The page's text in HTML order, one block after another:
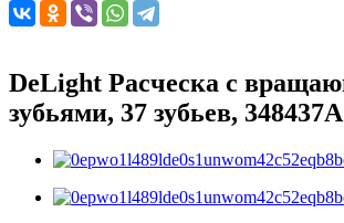
DeLight Расческа c
зубьями, 37 зубьев,